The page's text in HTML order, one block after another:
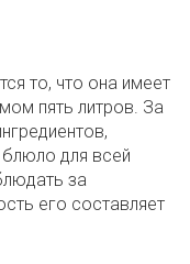
то, что она имеет
пять литров. За
блюло для всей
за
его составляет